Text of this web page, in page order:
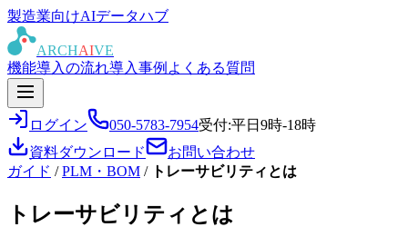
製造業向けAIデータハブ
ARCHAIVE
機能導入の流れ導入事例 よくある質問
ログイン 050-5783-7954受付:平日9時-18時
資料ダウンロード
お問い合わせ
ガイド /PLM・BOM / トレーサビリティとは
トレーサビリティとは